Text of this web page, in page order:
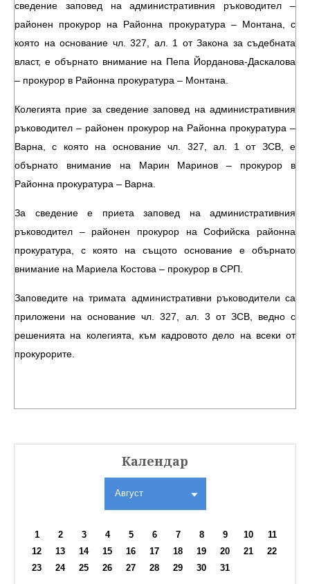
сведение заповед на административния ръководител –
районен прокурор на Районна прокуратура – Монтана, с
която на основание чл. 327, ал. 1 от Закона за съдебната
власт, е обърнато внимание на Пепа Йорданова-Даскалова
– прокурор в Районна прокуратура – Монтана.
Колегията прие за сведение заповед на административния
ръководител – районен прокурор на Районна прокуратура –
Варна, с която на основание чл. 327, ал. 1 от ЗСВ, е
обърнато внимание на Марин Маринов – прокурор в
Районна прокуратура – Варна.
За сведение е приета заповед на административния
ръководител – районен прокурор на Софийска районна
прокуратура, с която на същото основание е обърнато
внимание на Мариела Костова – прокурор в СРП.
Заповедите на тримата административни ръководители са
приложени на основание чл. 327, ал. 3 от ЗСВ, ведно с
решенията на колегията, към кадровото дело на всеки от
прокурорите.
Календар
Август
1 2 3 4 5 6 7 8 9 10
11
12
13 14 15 16 17 18 19 20 21
22
23
24 25 26 27 28 29 30 31